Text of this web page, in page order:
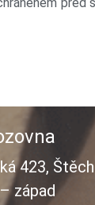
423,
západ